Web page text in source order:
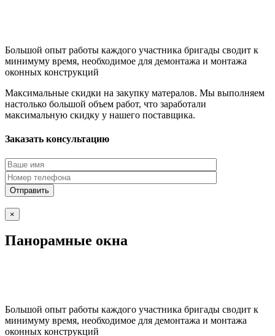
Большой опыт работы каждого участника бригады сводит к
минимуму время, необходимое для демонтажа и монтажа
оконных конструкций
Максимальные скидки на закупку матералов. Мы выполняем
настолько большой объем работ, что заработали
максимальную скидку у нашего поставщика.
Заказать консультацию
×
Панорамные окна
Большой опыт работы каждого участника бригады сводит к
минимуму время, необходимое для демонтажа и монтажа
оконных конструкций